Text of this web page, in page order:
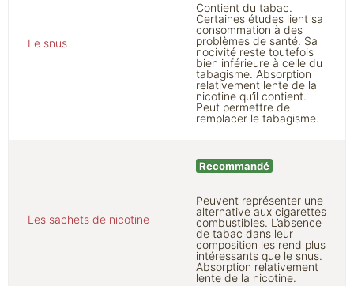
Le snus
Contient du tabac.
Certaines études lient sa
consommation à des
problèmes de santé. Sa
nocivité reste toutefois
bien inférieure à celle du
tabagisme. Absorption
relativement lente de la
nicotine qu’il contient.
Peut permettre de
remplacer le tabagisme.
Les sachets de nicotine
Recommandé
Peuvent représenter une
alternative aux cigarettes
combustibles. L’absence
de tabac dans leur
composition les rend plus
intéressants que le snus.
Absorption relativement
lente de la nicotine.